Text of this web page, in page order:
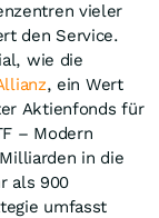
vieler
den Service.
wie die
, ein Wert
Aktienfonds für
– Modern
in die
als 900
umfasst